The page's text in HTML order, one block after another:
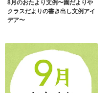
8月のおたより文例〜園だよりや
クラスだよりの書き出し文例アイ
デア〜